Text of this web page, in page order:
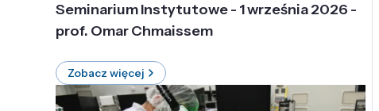
Seminarium Instytutowe - 1 września 2026 -
prof. Omar Chmaissem
Zobacz więcej